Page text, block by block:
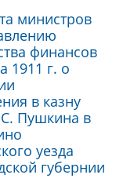
министров
финансов
1911 г. о
в казну
Пушкина в
уезда
губернии